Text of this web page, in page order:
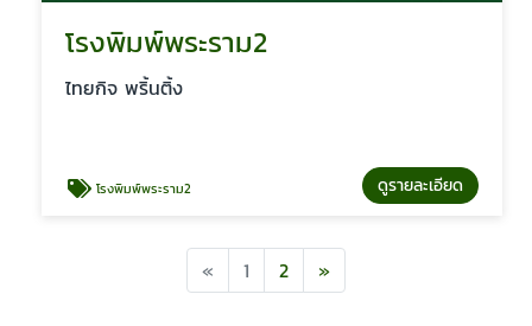
โรงพิมพ์พระราม2
ไทยกิจ พริ้นติ้ง
โรงพิมพ์พระราม2 ดูรายละเอียด
« Previous
1 2 »Next